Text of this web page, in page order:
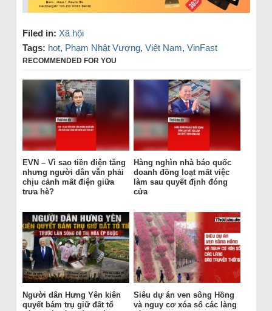
Filed in: Xã hội
Tags: hot, Phạm Nhật Vượng, Việt Nam, VinFast
RECOMMENDED FOR YOU
EVN – Vì sao tiền điện tăng
nhưng người dân vẫn phải
chịu cảnh mất điện giữa
trưa hè?
Hàng nghìn nhà báo quốc
doanh đồng loạt mất việc
làm sau quyết định đóng
cửa
Người dân Hưng Yên kiên
quyết bám trụ giữ đất tổ
Siêu dự án ven sông Hồng
và nguy cơ xóa sổ các làng